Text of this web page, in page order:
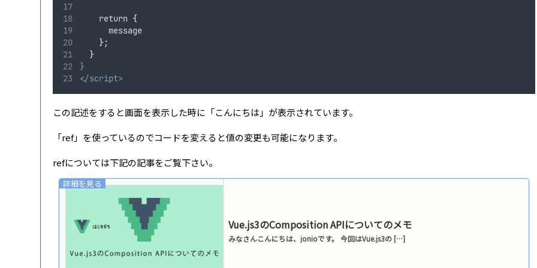
    return
{
message
};
}
}
</script>
この記述をすると画面を表示した時に「こんにちは」が表示されています。
「ref」を使っているのでコードを変えると値の変更も可能になります。
refについては下記の記事をご覧下さい。
Vue.js3のComposition APIについてのメモ
みなさんこんにちは、jonioです。 今回はVue.js3の […]